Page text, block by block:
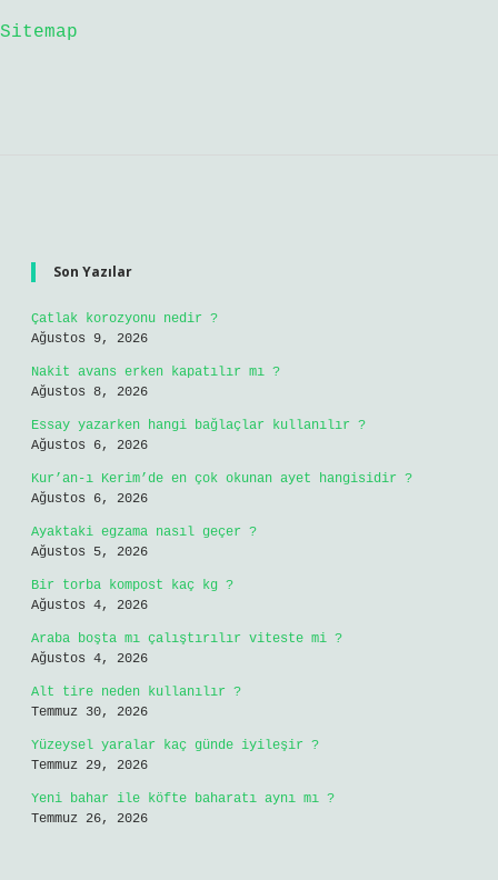
Sitemap
Son Yazılar
Çatlak korozyonu nedir ?
Ağustos 9, 2026
Nakit avans erken kapatılır mı ?
Ağustos 8, 2026
Essay yazarken hangi bağlaçlar kullanılır ?
Ağustos 6, 2026
Kur’an-ı Kerim’de en çok okunan ayet hangisidir ?
Ağustos 6, 2026
Ayaktaki egzama nasıl geçer ?
Ağustos 5, 2026
Bir torba kompost kaç kg ?
Ağustos 4, 2026
Araba boşta mı çalıştırılır viteste mi ?
Ağustos 4, 2026
Alt tire neden kullanılır ?
Temmuz 30, 2026
Yüzeysel yaralar kaç günde iyileşir ?
Temmuz 29, 2026
Yeni bahar ile köfte baharatı aynı mı ?
Temmuz 26, 2026